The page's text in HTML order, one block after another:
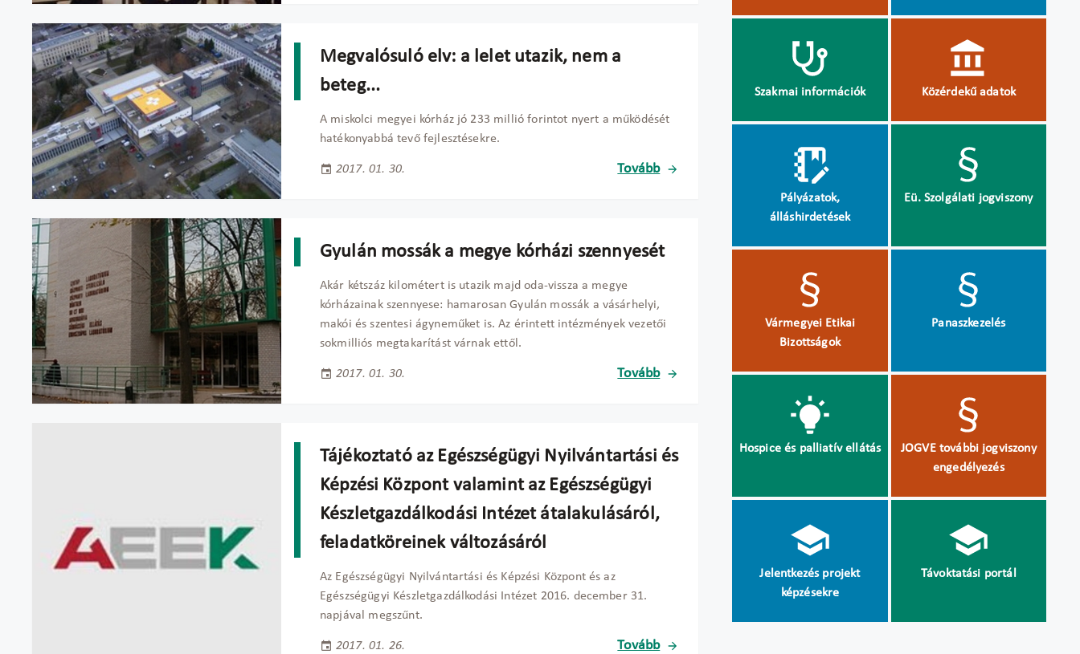
Megvalósuló elv: a lelet utazik, nem a
beteg...
A miskolci megyei kórház jó 233 millió forintot nyert a működését
hatékonyabbá tevő fejlesztésekre.
2017. 01. 30. Tovább
Gyulán mossák a megye kórházi szennyesét
Akár kétszáz kilométert is utazik majd oda-vissza a megye
kórházainak szennyese: hamarosan Gyulán mossák a vásárhelyi,
makói és szentesi ágyneműket is. Az érintett intézmények vezetői
sokmilliós megtakarítást várnak ettől.
2017. 01. 30. Tovább
Tájékoztató az Egészségügyi Nyilvántartási és
Képzési Központ valamint az Egészségügyi
Készletgazdálkodási Intézet átalakulásáról,
feladatköreinek változásáról
Az Egészségügyi Nyilvántartási és Képzési Központ és az
Egészségügyi Készletgazdálkodási Intézet 2016. december 31.
napjával megszűnt.
2017. 01. 26. Tovább
Szakmai információk Közérdekű adatok
Pályázatok,
álláshirdetések
Eü. Szolgálati jogviszony
Vármegyei Etikai
Bizottságok
Panaszkezelés
Hospice és palliatív ellátás
JOGVE további jogviszony
engedélyezés
Jelentkezés projekt
képzésekre
Távoktatási portál